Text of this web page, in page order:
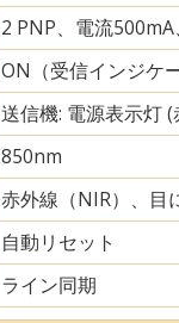
2 PNP、電流
ON（受信インジケ
送信機: 電源表示灯
850nm
赤外線（NIR）、目
自動リセット
ライン同期